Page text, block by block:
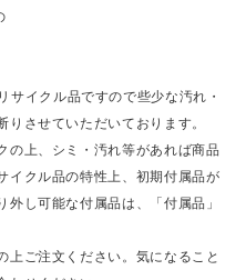
イクル品ですので些少な汚れ・
させていただいております。
の上、シミ・汚れ等があれば商品
イクル品の特性上、初期付属品が
し可能な付属品は、「付属品」
上ご注文ください。気になること